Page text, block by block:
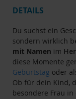
DETAILS
Du suchst ein
sondern wirklich
mit Namen im
diese Momente
Geburtstag oder
Ob für dein Kind,
besondere Frau